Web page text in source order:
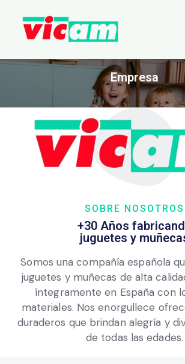
Empresa
SOBRE NOSOTROS
+30 Años
juguetes y
Somos una compañía española
juguetes y muñecas de alta
íntegramente en España con
materiales. Nos enorgullece
duraderos que brindan alegría y
de todas las edades.